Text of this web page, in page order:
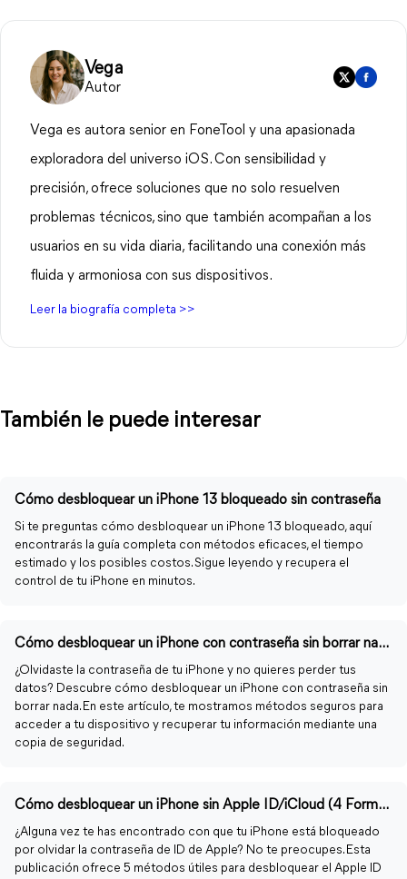
Vega
Autor
Vega es autora senior en FoneTool y una apasionada
exploradora del universo iOS. Con sensibilidad y
precisión, ofrece soluciones que no solo resuelven
problemas técnicos, sino que también acompañan a los
usuarios en su vida diaria, facilitando una conexión más
fluida y armoniosa con sus dispositivos.
Leer la biografía completa >>
También le puede interesar
Cómo desbloquear un iPhone 13 bloqueado sin contraseña
Si te preguntas cómo desbloquear un iPhone 13 bloqueado, aquí
encontrarás la guía completa con métodos eficaces, el tiempo
estimado y los posibles costos. Sigue leyendo y recupera el
control de tu iPhone en minutos.
Cómo desbloquear un iPhone con contraseña sin borrar nada
¿Olvidaste la contraseña de tu iPhone y no quieres perder tus
datos? Descubre cómo desbloquear un iPhone con contraseña sin
borrar nada. En este artículo, te mostramos métodos seguros para
acceder a tu dispositivo y recuperar tu información mediante una
copia de seguridad.
Cómo desbloquear un iPhone sin Apple ID/iCloud (4 Formas)
¿Alguna vez te has encontrado con que tu iPhone está bloqueado
por olvidar la contraseña de ID de Apple? No te preocupes. Esta
publicación ofrece 5 métodos útiles para desbloquear el Apple ID